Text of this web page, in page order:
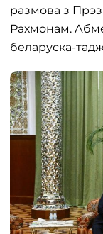
размова з
Рахмонам.
беларуска-